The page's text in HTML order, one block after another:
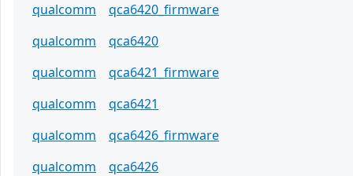
qualcomm
qca6420_firmware
qualcomm
qca6420
qualcomm
qca6421_firmware
qualcomm
qca6421
qualcomm
qca6426_firmware
qualcomm
qca6426